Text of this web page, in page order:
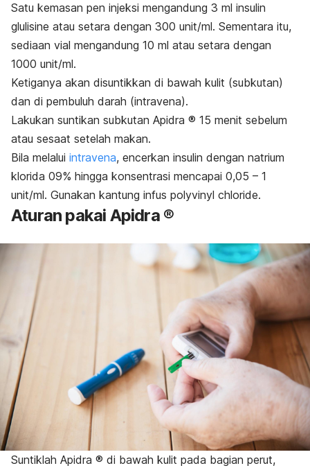
Satu kemasan pen injeksi mengandung 3 ml insulin
glulisine atau setara dengan 300 unit/ml. Sementara itu,
sediaan vial mengandung 10 ml atau setara dengan
1000 unit/ml.
Ketiganya akan disuntikkan di bawah kulit (subkutan)
dan di pembuluh darah (intravena).
Lakukan suntikan subkutan Apidra ® 15 menit sebelum
atau sesaat setelah makan.
Bila melalui intravena, encerkan insulin dengan natrium
klorida 09% hingga konsentrasi mencapai 0,05 – 1
unit/ml. Gunakan kantung infus polyvinyl chloride.
Aturan pakai Apidra ®
Suntiklah Apidra ® di bawah kulit pada bagian perut,